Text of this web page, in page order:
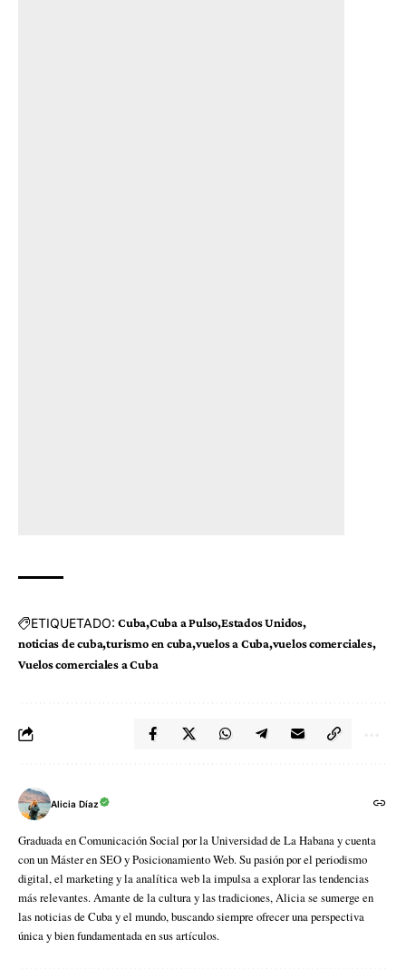
ETIQUETADO: Cuba Cuba a Pulso Estados Unidos
noticias de cuba turismo en cuba vuelos a Cuba vuelos comerciales
Vuelos comerciales a Cuba
Alicia Díaz
Graduada en Comunicación Social por la Universidad de La Habana y cuenta
con un Máster en SEO y Posicionamiento Web. Su pasión por el periodismo
digital, el marketing y la analítica web la impulsa a explorar las tendencias
más relevantes. Amante de la cultura y las tradiciones, Alicia se sumerge en
las noticias de Cuba y el mundo, buscando siempre ofrecer una perspectiva
única y bien fundamentada en sus artículos.